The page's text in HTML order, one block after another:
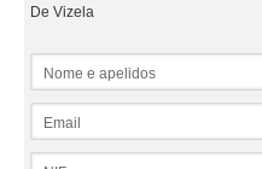
De Vizela